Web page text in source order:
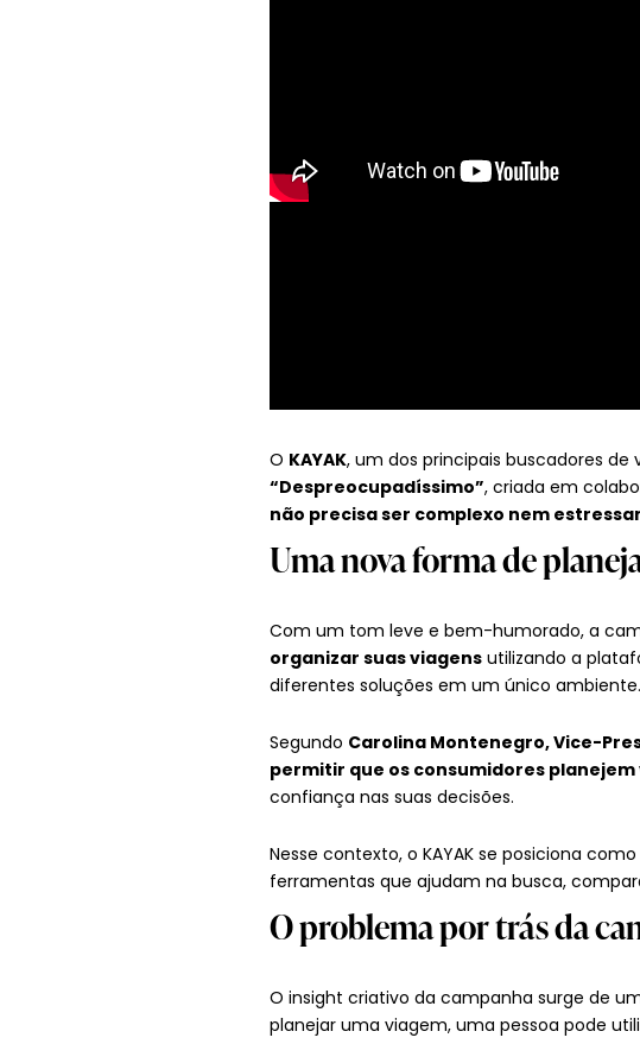
O KAYAK, um dos principais buscadores
“Despreocupadíssimo”, criada em
não precisa ser complexo nem
Uma nova forma de
Com um tom leve e bem-humorado, a
organizar suas viagens utilizando a
diferentes soluções em um único ambiente.
Segundo Carolina Montenegro, Vice-
permitir que os consumidores
confiança nas suas decisões.
Nesse contexto, o KAYAK se posiciona
ferramentas que ajudam na busca,
O problema por trás da
O insight criativo da campanha surge de
planejar uma viagem, uma pessoa pode